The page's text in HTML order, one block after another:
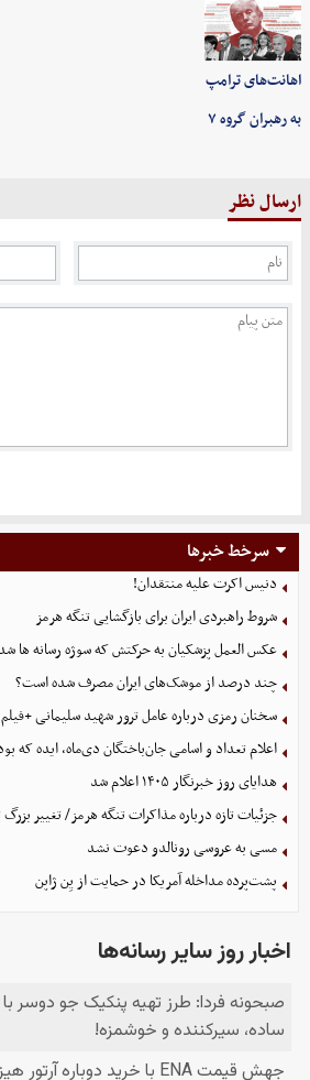
اهانت‌های ترامپ
به رهبران گروه ۷
ارسال نظر
سرخط خبرها
دنیس اکرت علیه منتقدان!
شروط راهبردی ایران برای بازگشایی تنگه هرمز
عکس العمل پزشکیان به حرکتش که سوژه رسانه ها
چند درصد از موشک‌های ایران مصرف شده است؟
سخنان رمزی درباره عامل ترور شهید سلیمانی +فیلم
اعلام تعداد و اسامی جان‌باختگان دی‌ماه، ایده که
هدایای روز خبرنگار ۱۴۰۵ اعلام شد
جزئیات تازه درباره مذاکرات تنگه هرمز/ تغییر
مسی به عروسی رونالدو دعوت نشد
پشت‌پرده مداخله آمریکا در حمایت از یِن ژاپن